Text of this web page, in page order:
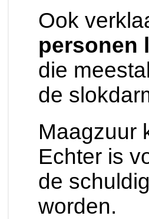
Ook
personen
die
de
Maagzuur
Echter is
de
worden.